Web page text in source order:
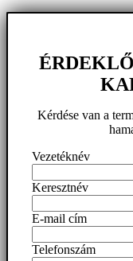
Kérdése van a
Vezetéknév
Keresztnév
E-mail cím
Telefonszám